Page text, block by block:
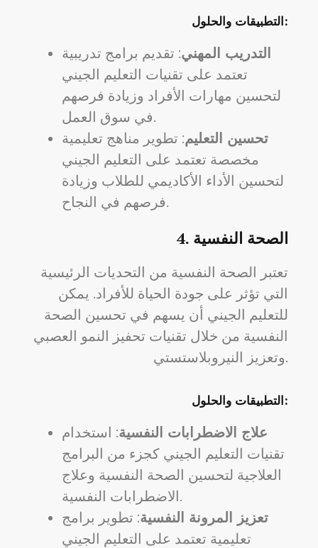
التطبيقات والحلول:
التدريب المهني: تقديم برامج تدريبية
تعتمد على تقنيات التعليم الجيني
لتحسين مهارات الأفراد وزيادة فرصهم
في سوق العمل.
تحسين التعليم: تطوير مناهج تعليمية
مخصصة تعتمد على التعليم الجيني
لتحسين الأداء الأكاديمي للطلاب وزيادة
فرصهم في النجاح.
4. الصحة النفسية
تعتبر الصحة النفسية من التحديات الرئيسية
التي تؤثر على جودة الحياة للأفراد. يمكن
للتعليم الجيني أن يسهم في تحسين الصحة
النفسية من خلال تقنيات تحفيز النمو العصبي
وتعزيز النيروبلاستستي.
التطبيقات والحلول:
علاج الاضطرابات النفسية: استخدام
تقنيات التعليم الجيني كجزء من البرامج
العلاجية لتحسين الصحة النفسية وعلاج
الاضطرابات النفسية.
تعزيز المرونة النفسية: تطوير برامج
تعليمية تعتمد على التعليم الجيني